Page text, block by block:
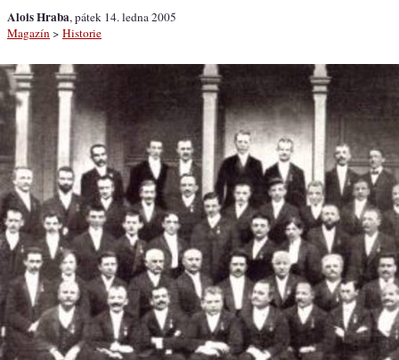
Alois Hraba, pátek 14. ledna 2005
Magazín > Historie